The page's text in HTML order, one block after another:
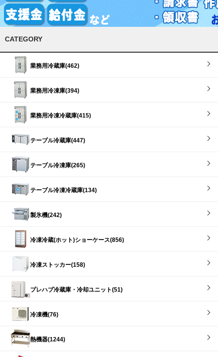
CATEGORY
業務用冷蔵庫(462)
業務用冷凍庫(394)
業務用冷凍冷蔵庫(415)
テーブル冷蔵庫(447)
テーブル冷凍庫(265)
テーブル冷凍冷蔵庫(134)
製氷機(242)
冷凍冷蔵(ホット)ショーケース(856)
冷凍ストッカー(158)
プレハブ冷蔵庫・冷却ユニット(51)
冷凍機(76)
熱機器(1244)